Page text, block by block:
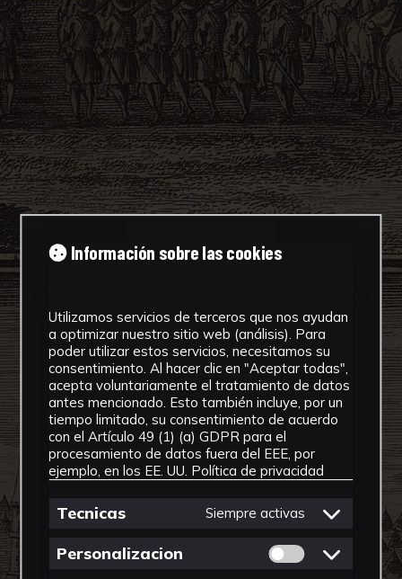
Información sobre las cookies
Utilizamos servicios de terceros que nos ayudan
a optimizar nuestro sitio web (análisis). Para
poder utilizar estos servicios, necesitamos su
consentimiento. Al hacer clic en "Aceptar todas",
acepta voluntariamente el tratamiento de datos
antes mencionado. Esto también incluye, por un
tiempo limitado, su consentimiento de acuerdo
con el Artículo 49 (1) (a) GDPR para el
procesamiento de datos fuera del EEE, por
ejemplo, en los EE. UU. Política de privacidad
Tecnicas Siempre activas
Personalizacion Permitir cookies